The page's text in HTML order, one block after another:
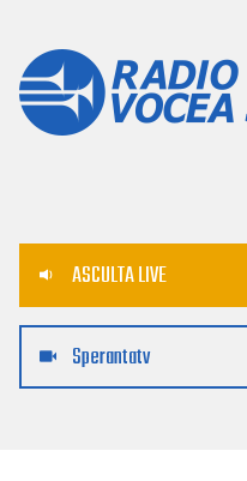
ASCULTA LIVE
Sperantatv